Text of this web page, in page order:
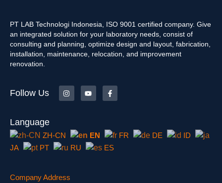
PT LAB Technologi Indonesia, ISO 9001 certified company. Give
an integrated solution for your laboratory needs, consist of
consulting and planning, optimize design and layout, fabrication,
installation, maintenance, relocation, and improvement
renovation.
Follow Us
Language
ZH-CN EN FR DE
ID
JA
PT RU ES
Company Address